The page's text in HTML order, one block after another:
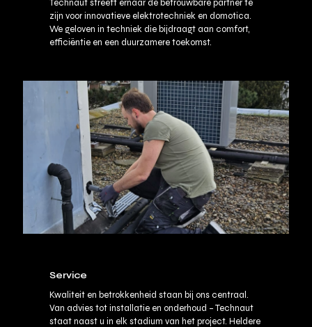
Technaut streeft ernaar dé betrouwbare partner te
zijn voor innovatieve elektrotechniek en domotica.
We geloven in techniek die bijdraagt aan comfort,
efficiëntie en een duurzamere toekomst.
Service
Kwaliteit en betrokkenheid staan bij ons centraal.
Van advies tot installatie en onderhoud – Technaut
staat naast u in elk stadium van het project. Heldere